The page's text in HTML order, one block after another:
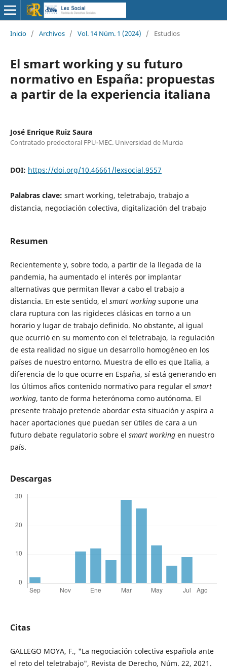
Inicio / Archivos / Vol. 14 Núm. 1 (2024) / Estudios
El smart working y su futuro
normativo en España: propuestas
a partir de la experiencia italiana
José Enrique Ruiz Saura
Contratado predoctoral FPU-MEC. Universidad de Murcia
DOI: https://doi.org/10.46661/lexsocial.9557
Palabras clave: smart working, teletrabajo, trabajo a
distancia, negociación colectiva, digitalización del trabajo
Resumen
Recientemente y, sobre todo, a partir de la llegada de la
pandemia, ha aumentado el interés por implantar
alternativas que permitan llevar a cabo el trabajo a
distancia. En este sentido, el smart workingsupone una
clara ruptura con las rigideces clásicas en torno a un
horario y lugar de trabajo definido. No obstante, al igual
que ocurrió en su momento con el teletrabajo, la regulación
de esta realidad no sigue un desarrollo homogéneo en los
países de nuestro entorno. Muestra de ello es que Italia, a
diferencia de lo que ocurre en España, sí está generando en
los últimos años contenido normativo para regular el smart
working, tanto de forma heterónoma como autónoma. El
presente trabajo pretende abordar esta situación y aspira a
hacer aportaciones que puedan ser útiles de cara a un
futuro debate regulatorio sobre el smart workingen nuestro
país.
Descargas
Citas
GALLEGO MOYA, F., "La negociación colectiva española ante
el reto del teletrabajo", Revista de Derecho, Núm. 22, 2021.